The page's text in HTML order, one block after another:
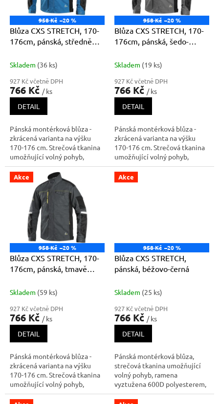
o
958 Kč –20 %
Blůza CXS STRETCH, 170-
176cm, pánská, středně
Skladem (36 ks)
927 Kč včetně DPH
766 Kč / ks
DETAIL
Pánská montérková blůza -
zkrácená varianta na výšku
170-176 cm. Strečová tkanina
umožňující volný pohyb,
ramena vyztužena 600D
polyesterem, rukávy s
nastavitelnou manžetou,
kapsička s klopou na levém
rukávu, kryté zapínání na zip a
druky, náprsní ka
958 Kč –20 %
Blůza CXS STRETCH, 170-
176cm, pánská, šedo-
Skladem (19 ks)
927 Kč včetně DPH
766 Kč / ks
DETAIL
Pánská montérková blůza -
zkrácená varianta na výšku
170-176 cm. Strečová tkanina
umožňující volný pohyb,
ramena vyztužena 600D
polyesterem, rukávy s
nastavitelnou manžetou,
Akce
958 Kč –20 %
Blůza CXS STRETCH, 170-
176cm, pánská, tmavě
Skladem (59 ks)
927 Kč včetně DPH
766 Kč / ks
DETAIL
Pánská montérková blůza -
zkrácená varianta na výšku
170-176 cm. Strečová tkanina
umožňující volný pohyb,
ramena vyztužena 600D
Akce
958 Kč –20 %
Blůza CXS STRETCH,
pánská, béžovo-černá
Skladem (25 ks)
927 Kč včetně DPH
766 Kč / ks
DETAIL
Pánská montérková blůza,
strečová tkanina umožňující
volný pohyb, ramena
vyztužena 600D polyesterem,
rukávy s nastavitelnou